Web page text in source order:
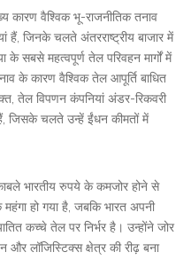
कारण वैश्विक भू-राजनीतिक तनाव
हैं, जिनके चलते अंतरराष्ट्रीय बाजार में
सबसे महत्वपूर्ण तेल परिवहन मार्गों में
के कारण वैश्विक तेल आपूर्ति बाधित
तेल विपणन कंपनियां अंडर-रिकवरी
जिसके चलते उन्हें ईंधन कीमतों में
भारतीय रुपये के कमजोर होने से
हो गया है, जबकि भारत अपनी
कच्चे तेल पर निर्भर है। उन्होंने जोर
लॉजिस्टिक्स क्षेत्र की रीढ़ बना